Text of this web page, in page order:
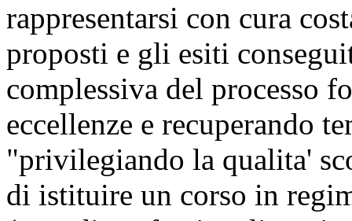
rappresentarsi con cura
proposti e gli esiti
complessiva del processo
eccellenze e recuperando
"privilegiando la qualita'
di istituire un corso in